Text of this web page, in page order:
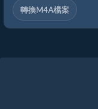
轉換M4A檔案